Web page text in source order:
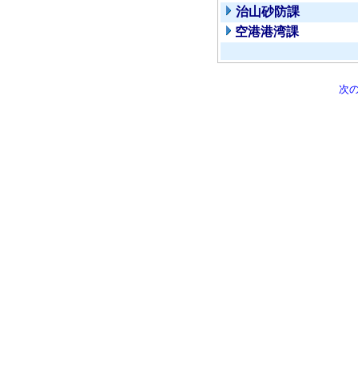
治山砂防課
空港港湾課
次